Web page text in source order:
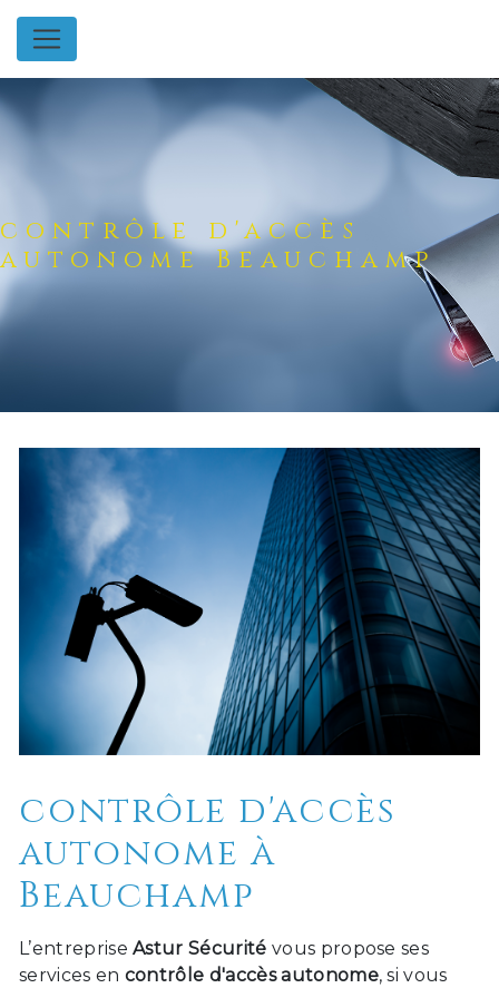
Panneau de gestion des cookies
contrôle d'accès
autonome Beauchamp
contrôle d'accès
autonome à
Beauchamp
L’entrepriseAstur Sécurité vous propose ses
services en contrôle d'accès autonome, si vous